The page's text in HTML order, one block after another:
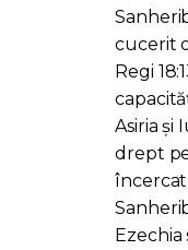
cucerit
Regi
Asiria și
drept
încercat
Ezechia